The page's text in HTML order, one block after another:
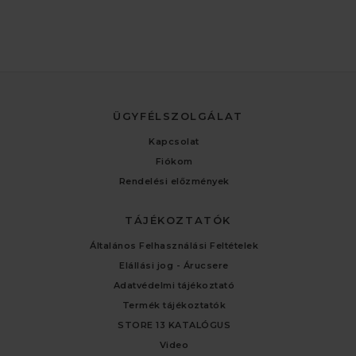
ÜGYFÉLSZOLGÁLAT
Kapcsolat
Fiókom
Rendelési előzmények
TÁJÉKOZTATÓK
Általános Felhasználási Feltételek
Elállási jog - Árucsere
Adatvédelmi tájékoztató
Termék tájékoztatók
STORE 13 KATALÓGUS
Video